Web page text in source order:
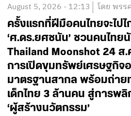
August 5, 2026 - 12:13 โดย พรร
ครั้งแรกที่ฝีมือคนไทยจะไป
‘ศ.ดร.ยศชนัน’ ชวนคนไทย
Thailand Moonshot 24 ส
การเปิดขุมทรัพย์เศรษฐกิ
มาตรฐานสากล พร้อมถ่า
เด็กไทย 3 ล้านคน สู่การพลิ
‘ผู้สร้างนวัตกรรม’